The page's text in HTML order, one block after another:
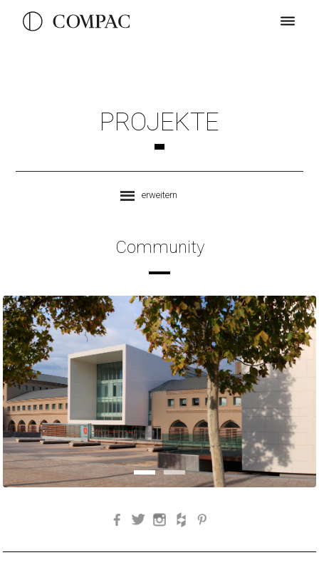
PROJEKTE
erweitern
Community
Facebook
TwitterInstagram
Houzz